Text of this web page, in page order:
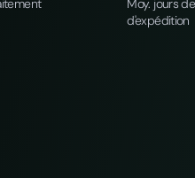
Moy. jours
d'expédition